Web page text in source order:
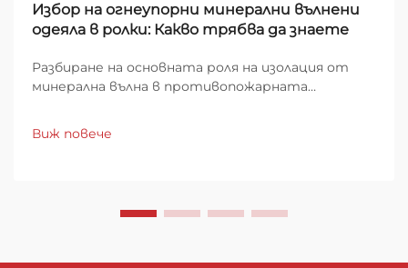
Избор на огнеупорни минерални вълнени
одеяла в ролки: Какво трябва да знаете
Разбиране на основната роля на изолация от
минерална вълна в противопожарната
на сгради и индустриални съоръжения от
разрушителните ефекти на пожара,
Виж повече